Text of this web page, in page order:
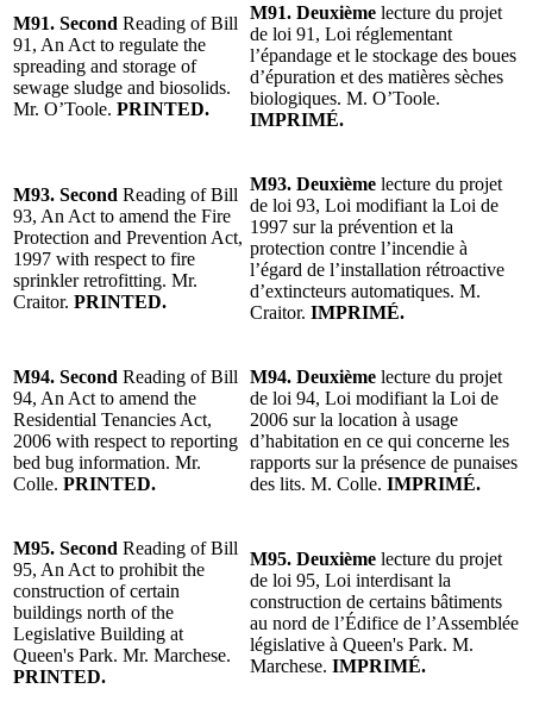
M91. Second Reading of Bill
91, An Act to regulate the
spreading and storage of
sewage sludge and biosolids.
Mr. O’Toole. PRINTED.
M91. Deuxième lecture du projet
de loi 91, Loi réglementant
l’épandage et le stockage des boues
d’épuration et des matières sèches
biologiques. M. O’Toole.
IMPRIMÉ.
M93. Second Reading of Bill
93, An Act to amend the Fire
Protection and Prevention Act,
1997 with respect to fire
sprinkler retrofitting. Mr.
Craitor. PRINTED.
M93. Deuxième lecture du projet
de loi 93, Loi modifiant la Loi de
1997 sur la prévention et la
protection contre l’incendie à
l’égard de l’installation rétroactive
d’extincteurs automatiques. M.
Craitor. IMPRIMÉ.
M94. Second Reading of Bill
94, An Act to amend the
Residential Tenancies Act,
2006 with respect to reporting
bed bug information. Mr.
Colle. PRINTED.
M94. Deuxième lecture du projet
de loi 94, Loi modifiant la Loi de
2006 sur la location à usage
d’habitation en ce qui concerne les
rapports sur la présence de punaises
des lits. M. Colle. IMPRIMÉ.
M95. Second Reading of Bill
95, An Act to prohibit the
construction of certain
buildings north of the
Legislative Building at
Queen's Park. Mr. Marchese.
PRINTED.
M95. Deuxième lecture du projet
de loi 95, Loi interdisant la
construction de certains bâtiments
au nord de l’Édifice de l’Assemblée
législative à Queen's Park. M.
Marchese. IMPRIMÉ.